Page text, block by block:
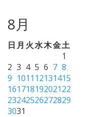
8月
日 月 火水木金土
1
2 3 4 5 6 7 8
9 1011 12131415
16171819202122
23242526272829
3031